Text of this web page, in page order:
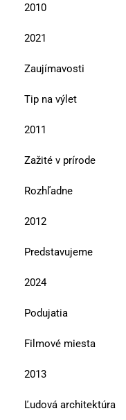
2010
2021
Zaujímavosti
Tip na výlet
2011
Zažité v prírode
Rozhľadne
2012
Predstavujeme
2024
Podujatia
Filmové miesta
2013
Ľudová architektúra